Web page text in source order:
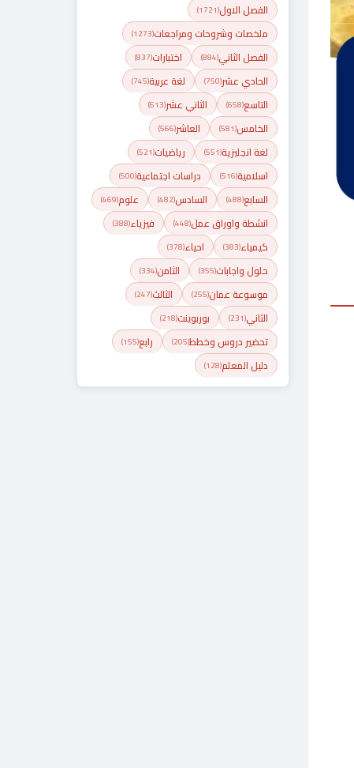
الفصل الاول(1721)
ملخصات وشروحات ومراجعات(1273)
الفصل الثاني(884) اختبارات(837)
الحادي عشر(750) لغة عربية(745)
التاسع(658) الثاني عشر(613)
الخامس(581) العاشر(566)
لغة انجليزية(551) رياضيات(521)
اسلامية(516) دراسات اجتماعية(500)
السابع(488) السادس(482) علوم(469)
انشطة واوراق عمل(448) فيزياء(388)
كيمياء(383) احياء(378)
حلول واجابات(355) الثامن(334)
موسوعة عمان(255) الثالث(247)
الثاني(231) بوربوينت(218)
تحضير دروس وخطط(205) رابع(155)
دليل المعلم(128)